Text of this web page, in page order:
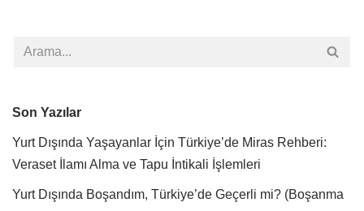
Son Yazılar
Yurt Dışında Yaşayanlar İçin Türkiye’de Miras Rehberi:
Veraset İlamı Alma ve Tapu İntikali İşlemleri
Yurt Dışında Boşandım, Türkiye’de Geçerli mi? (Boşanma